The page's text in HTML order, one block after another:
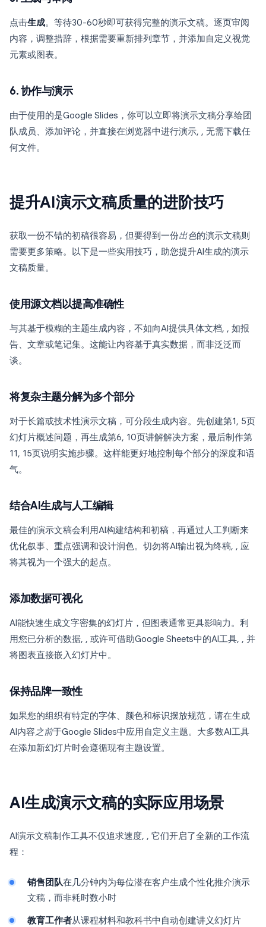
点击生成。等待30-60秒即可获得完整的演示文稿。逐页审阅
内容，调整措辞，根据需要重新排列章节，并添加自定义视觉
元素或图表。
6. 协作与演示
由于使用的是Google Slides，你可以立即将演示文稿分享给团
队成员、添加评论，并直接在浏览器中进行演示, , 无需下载任
何文件。
提升AI演示文稿质量的进阶技巧
获取一份不错的初稿很容易，但要得到一份出色的演示文稿则
需要更多策略。以下是一些实用技巧，助您提升AI生成的演示
文稿质量。
使用源文档以提高准确性
与其基于模糊的主题生成内容，不如向AI提供具体文档, , 如报
告、文章或笔记集。这能让内容基于真实数据，而非泛泛而
谈。
将复杂主题分解为多个部分
对于长篇或技术性演示文稿，可分段生成内容。先创建第1, 5页
幻灯片概述问题，再生成第6, 10页讲解解决方案，最后制作第
11, 15页说明实施步骤。这样能更好地控制每个部分的深度和语
气。
结合AI生成与人工编辑
最佳的演示文稿会利用AI构建结构和初稿，再通过人工判断来
优化叙事、重点强调和设计润色。切勿将AI输出视为终稿, , 应
将其视为一个强大的起点。
添加数据可视化
AI能快速生成文字密集的幻灯片，但图表通常更具影响力。利
用您已分析的数据, , 或许可借助Google Sheets中的AI工具, , 并
将图表直接嵌入幻灯片中。
保持品牌一致性
如果您的组织有特定的字体、颜色和标识摆放规范，请在生成
AI内容之前于Google Slides中应用自定义主题。大多数AI工具
在添加新幻灯片时会遵循现有主题设置。
AI生成演示文稿的实际应用场景
AI演示文稿制作工具不仅追求速度, , 它们开启了全新的工作流
程：
销售团队在几分钟内为每位潜在客户生成个性化推介演示
文稿，而非耗时数小时
教育工作者从课程材料和教科书中自动创建讲义幻灯片